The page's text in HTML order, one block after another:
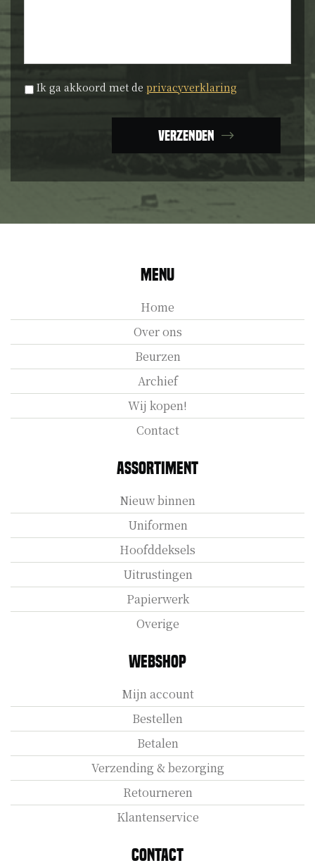
Privacyverklaring *
Ik ga akkoord met de privacyverklaring
Verzenden
Menu
Home
Over ons
Beurzen
Archief
Wij kopen!
Contact
Assortiment
Nieuw binnen
Uniformen
Hoofddeksels
Uitrustingen
Papierwerk
Overige
Webshop
Mijn account
Bestellen
Betalen
Verzending & bezorging
Retourneren
Klantenservice
Contact